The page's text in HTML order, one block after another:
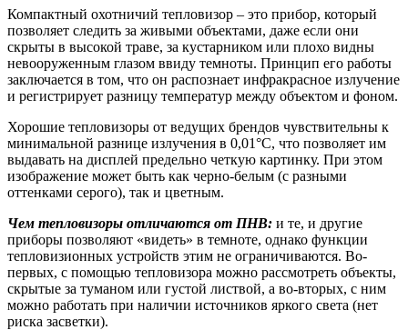
Компактный охотничий тепловизор – это прибор, который
позволяет следить за живыми объектами, даже если они
скрыты в высокой траве, за кустарником или плохо видны
невооруженным глазом ввиду темноты. Принцип его работы
заключается в том, что он распознает инфракрасное излучение
и регистрирует разницу температур между объектом и фоном.
Хорошие тепловизоры от ведущих брендов чувствительны к
минимальной разнице излучения в 0,01°C, что позволяет им
выдавать на дисплей предельно четкую картинку. При этом
изображение может быть как черно-белым (с разными
оттенками серого), так и цветным.
Чем тепловизоры отличаются от ПНВ: и те, и другие
приборы позволяют «видеть» в темноте, однако функции
тепловизионных устройств этим не ограничиваются. Во-
первых, с помощью тепловизора можно рассмотреть объекты,
скрытые за туманом или густой листвой, а во-вторых, с ним
можно работать при наличии источников яркого света (нет
риска засветки).